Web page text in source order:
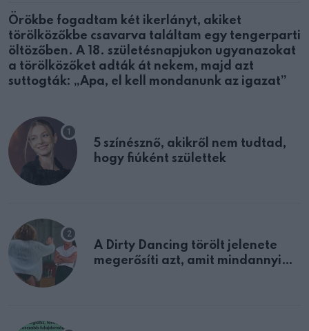
Örökbe fogadtam két ikerlányt, akiket
törölközőkbe csavarva találtam egy tengerparti
öltözőben. A 18. születésnapjukon ugyanazokat
a törölközőket adták át nekem, majd azt
suttogták: „Apa, el kell mondanunk az igazat”
5 színésznő, akikről nem tudtad,
hogy fiúként születtek
A Dirty Dancing törölt jelenete
megerősíti azt, amit mindannyian